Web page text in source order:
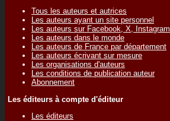
Tous les auteurs et autrices
Les auteurs ayant un site personnel
Les auteurs sur Facebook, X, Instagram
Les auteurs dans le monde
Les auteurs de France par département
Les auteurs écrivant sur mesure
Les organisations d'auteurs
Les conditions de publication auteur
Abonnement
Les éditeurs à compte d'éditeur
Les éditeurs